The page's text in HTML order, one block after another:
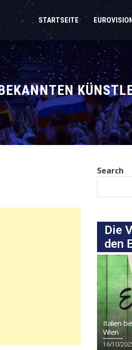
STARTSEITE
Search
Die
den
Italien
Wien
16/10/